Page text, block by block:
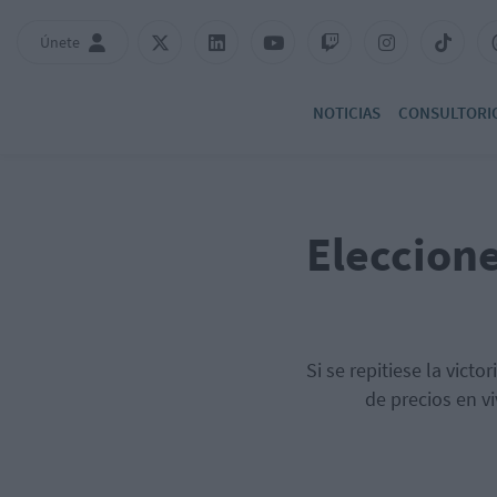
Únete
NOTICIAS
Si se repitiese la
de precios en